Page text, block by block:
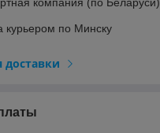
курьером по Минску
доставки